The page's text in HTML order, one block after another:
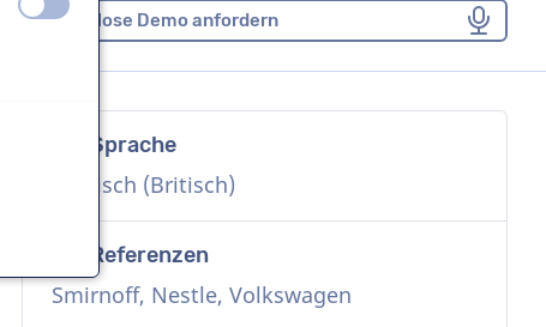
Kostenlose Demo anfordern
Sprache
Englisch (Britisch)
Referenzen
Smirnoff, Nestle, Volkswagen
ausan